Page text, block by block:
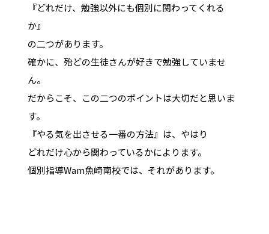
『どれだけ、勉強以外にも個別に関わってくれる
か』
の二つがあります。
確かに、殆どの生徒さんが好きで勉強していませ
ん。
だからこそ、この二つのポイントは大切だと思いま
す。
『やる気を出させる一番の方法』は、やはり
どれだけ心から関わっているかによります。
個別指導Wam魚崎南校では、それがあります。